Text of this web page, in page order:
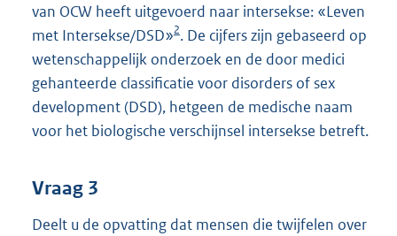
van OCW heeft uitgevoerd naar intersekse: «Leven
met Intersekse/DSD»2. De cijfers zijn gebaseerd op
wetenschappelijk onderzoek en de door medici
gehanteerde classificatie voor disorders of sex
development (DSD), hetgeen de medische naam
voor het biologische verschijnsel intersekse betreft.
Vraag 3
Deelt u de opvatting dat mensen die twijfelen over